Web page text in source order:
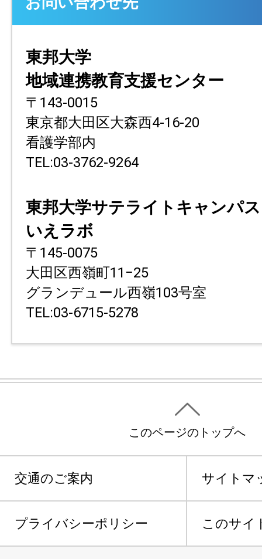
東邦大学
地域連携教育支援センター
〒143-0015
東京都大田区大森西4-16-20
看護学部内
TEL:03-3762-9264
東邦大学サテライトキャンパス
いえラボ
〒145-0075
大田区西嶺町11−25
グランデュール西嶺103号室
TEL:03-6715-5278
このページのトップへ
交通のご案内 サイトマ
プライバシーポリシー このサイ